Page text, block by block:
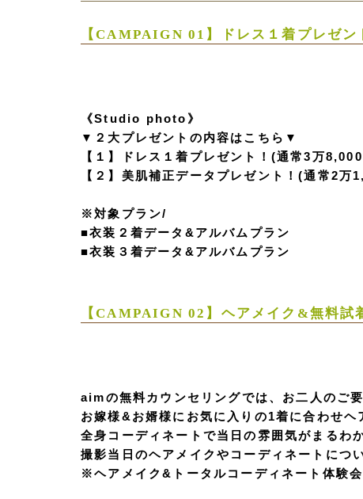
【CAMPAIGN 01】ドレス１着プレゼン
《Studio photo》
▼２大プレゼントの内容はこちら▼
【１】ドレス１着プレゼント！(通常3万
【２】美肌補正データプレゼント！(通常2万
※対象プラン/
■衣装２着データ&アルバムプラン
■衣装３着データ&アルバムプラン
【CAMPAIGN 02】ヘアメイク&無料試
aimの無料カウンセリングでは、お二人のご
お嫁様&お婿様にお気に入りの1着に合わせ
全身コーディネートで当日の雰囲気がまるわ
撮影当日のヘアメイクやコーディネートにつ
※ヘアメイク&トータルコーディネート体験